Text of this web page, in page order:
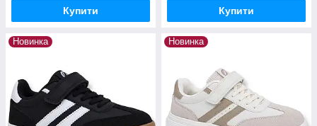
Купити Купити
Новинка Новинка